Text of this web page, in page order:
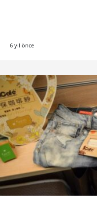
6 yıl önce